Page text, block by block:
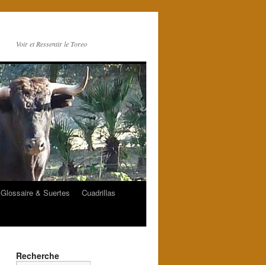
Voir et Ressentir le Toreo
Glossaire & Suertes
Cuadrillas
Recherche